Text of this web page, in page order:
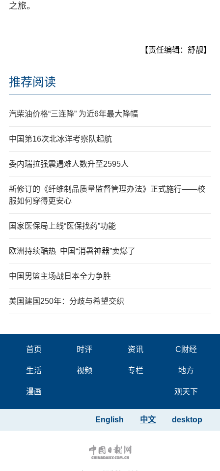
之旅。
【责任编辑：舒靓】
推荐阅读
汽柴油价格“三连降” 为近6年最大降幅
中国第16次北冰洋考察队起航
委内瑞拉强震遇难人数升至2595人
新修订的《纤维制品质量监督管理办法》正式施行——校
服如何穿得更安心
国家医保局上线“医保找药”功能
欧洲持续酷热 中国“消暑神器”卖爆了
中国男篮主场战日本全力争胜
美国建国250年：分歧与希望交织
首页 时评 资讯 C财经
生活 视频 专栏 地方
漫画 观天下
desktop
中文
English